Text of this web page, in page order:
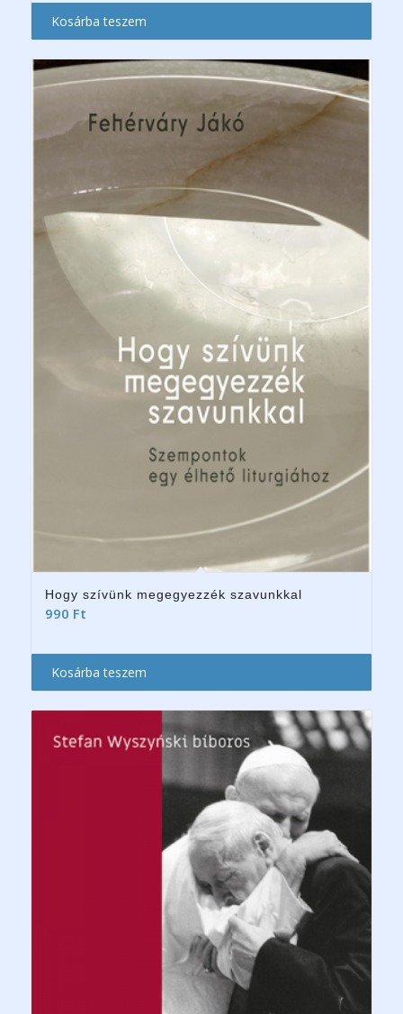
Kosárba teszem
Hogy szívünk megegyezzék szavunkkal
990 Ft
Kosárba teszem